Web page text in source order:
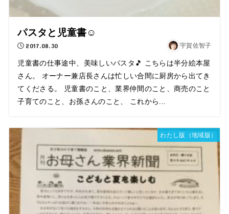
パスタと児童書☺
2017.08.30 宇賀佐智子
児童書の仕事途中、美味しいパスタ🎵 こちらは半分絵本屋
さん。 オーナー兼店長さんは忙しい合間に厨房から出てき
てくださる。 児童書のこと、業界仲間のこと、商売のこと
子育てのこと、お孫さんのこと、 これから...
わたし版（地域版）